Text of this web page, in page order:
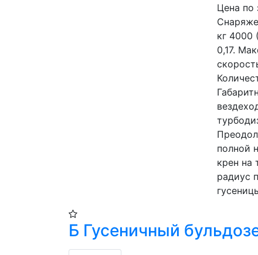
Цена по
кг 4000
0,17.
полной
крен на
радиус
Б Гусеничный